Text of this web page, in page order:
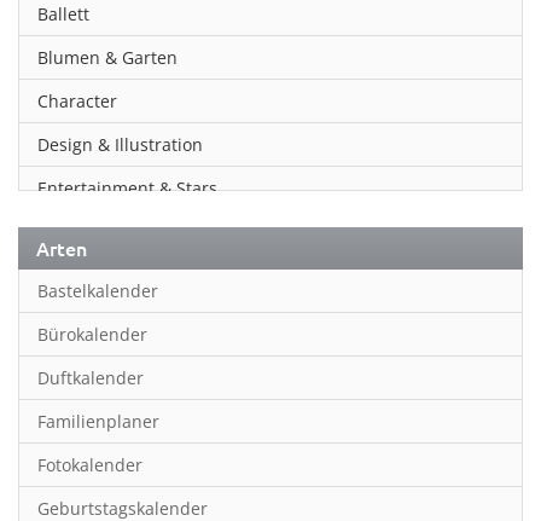
Ballett
Blumen & Garten
Character
Design & Illustration
Entertainment & Stars
Erotik
Essen & Trinken
Familienplaner
Fantasy
Film
Fotokunst
Frauen
Arten
Bastelkalender
Bürokalender
Duftkalender
Familienplaner
Fotokalender
Geburtstagskalender